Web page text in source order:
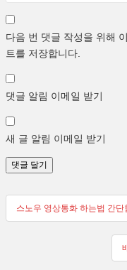
다음 번 댓글 작성을 위해
트를 저장합니다.
댓글 알림 이메일 받기
새 글 알림 이메일 받기
글스노우 영상통화 하는법 간단